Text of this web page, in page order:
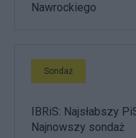
Nawrockiego
Sondaż
IBRiS: Najsłabszy
Najnowszy sondaż